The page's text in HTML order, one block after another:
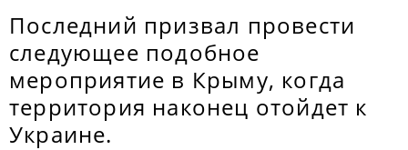
Последний призвал провести
следующее подобное
мероприятие в Крыму, когда
территория наконец отойдет к
Украине.